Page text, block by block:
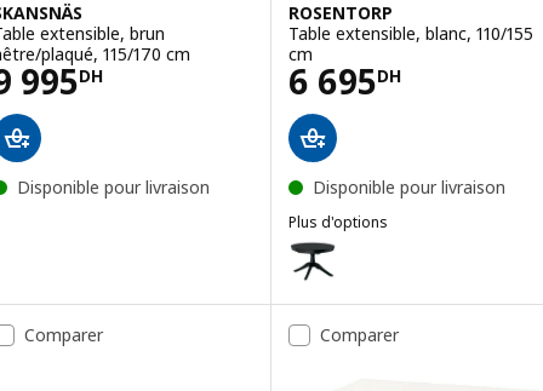
extensible, brun
plaqué, 115/170 cm
995DH
9995DH
Disponible pour livraison
ROSENTORP
Table extensible, blanc, 110/155
cm
6 695DH
Prix 6695DH
Disponible pour livraison
Plus d'options
ROSENTORP
Option : ROSENTORP, Table
Comparer Comparer